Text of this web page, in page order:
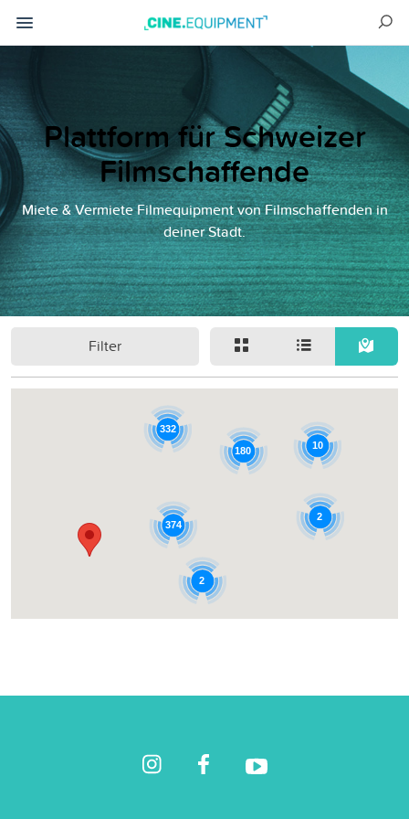
Plattform für Schweizer
Filmschaffende
Miete & Vermiete Filmequipment von Filmschaffenden in
deiner Stadt.
Filter
332
374
180
2
10
2